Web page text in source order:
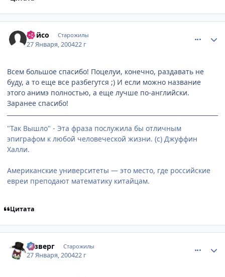
Лойсо Старожилы
27 Января, 200422 г
Всем большое спасибо! Поцелуи, конечно, раздавать не
буду, а то еще все разбегутся ;) И если можно название
этого анимэ полностью, а еще лучше по-английски.
Заранее спасибо!
"Так Вышло" - Эта фраза послужила бы отличным
эпиграфом к любой человеческой жизни. (с) Джуффин
Халли.
Американские университеты — это место, где российские
евреи преподают математику китайцам.
Цитата
Юзверг Старожилы
27 Января, 200422 г